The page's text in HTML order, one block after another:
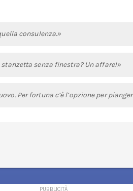
consulenza.»
senza finestra? Un affare!»
Per fortuna c’è l’opzione per